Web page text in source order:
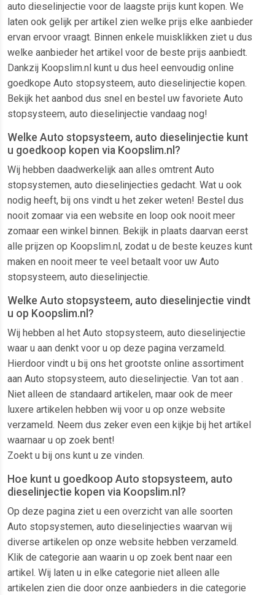
auto dieselinjectie voor de laagste prijs kunt kopen. We
laten ook gelijk per artikel zien welke prijs elke aanbieder
ervan ervoor vraagt. Binnen enkele muisklikken ziet u dus
welke aanbieder het artikel voor de beste prijs aanbiedt.
Dankzij Koopslim.nl kunt u dus heel eenvoudig online
goedkope Auto stopsysteem, auto dieselinjectie kopen.
Bekijk het aanbod dus snel en bestel uw favoriete Auto
stopsysteem, auto dieselinjectie vandaag nog!
Welke Auto stopsysteem, auto dieselinjectie kunt
u goedkoop kopen via Koopslim.nl?
Wij hebben daadwerkelijk aan alles omtrent Auto
stopsystemen, auto dieselinjecties gedacht. Wat u ook
nodig heeft, bij ons vindt u het zeker weten! Bestel dus
nooit zomaar via een website en loop ook nooit meer
zomaar een winkel binnen. Bekijk in plaats daarvan eerst
alle prijzen op Koopslim.nl, zodat u de beste keuzes kunt
maken en nooit meer te veel betaalt voor uw Auto
stopsysteem, auto dieselinjectie.
Welke Auto stopsysteem, auto dieselinjectie vindt
u op Koopslim.nl?
Wij hebben al het Auto stopsysteem, auto dieselinjectie
waar u aan denkt voor u op deze pagina verzameld.
Hierdoor vindt u bij ons het grootste online assortiment
aan Auto stopsysteem, auto dieselinjectie. Van tot aan .
Niet alleen de standaard artikelen, maar ook de meer
luxere artikelen hebben wij voor u op onze website
verzameld. Neem dus zeker even een kijkje bij het artikel
waarnaar u op zoek bent!
Zoekt u bij ons kunt u ze vinden.
Hoe kunt u goedkoop Auto stopsysteem, auto
dieselinjectie kopen via Koopslim.nl?
Op deze pagina ziet u een overzicht van alle soorten
Auto stopsystemen, auto dieselinjecties waarvan wij
diverse artikelen op onze website hebben verzameld.
Klik de categorie aan waarin u op zoek bent naar een
artikel. Wij laten u in elke categorie niet alleen alle
artikelen zien die door onze aanbieders in die categorie